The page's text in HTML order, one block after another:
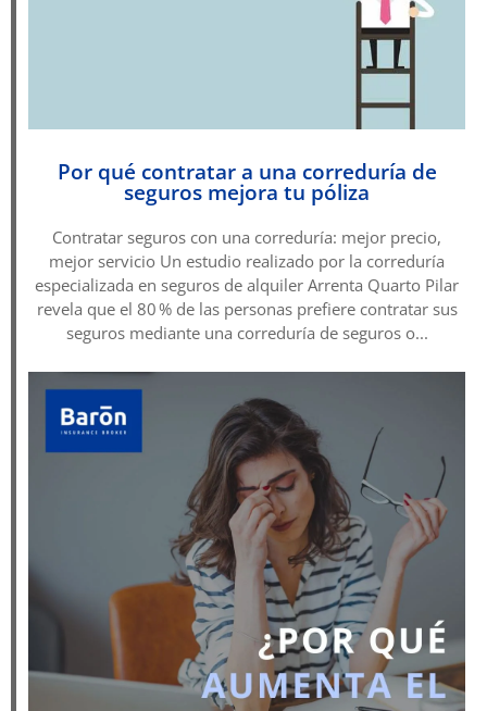
Por qué contratar a una correduría de
seguros mejora tu póliza
Contratar seguros con una correduría: mejor precio,
mejor servicio Un estudio realizado por la correduría
especializada en seguros de alquiler Arrenta Quarto Pilar
revela que el 80 % de las personas prefiere contratar sus
seguros mediante una correduría de seguros o...